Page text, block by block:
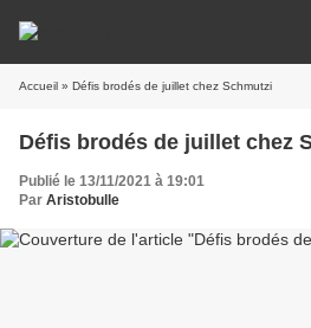
Accueil » Défis brodés de juillet chez Schmutzi
Défis brodés de juillet chez
Publié le 13/11/2021 à 19:01
Par Aristobulle